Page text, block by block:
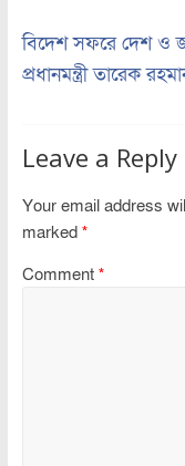
বিদেশ সফরে দেশ ও
প্রধানমন্ত্রী তারেক
Leave a Reply
Your email address
marked *
Comment *